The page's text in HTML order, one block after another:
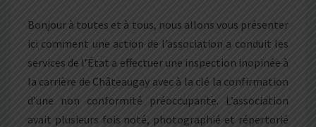
!
Bonjour à toutes et à tous, nous allons vous présenter
ici comment une action de l’association a conduit les
services de l’État a effectuer une inspection inopinée à
la carrière de Châteaugay avec à la clé la confirmation
d’une non conformité préoccupante. L’association
avait plusieurs fois noté, photographié et répertorié